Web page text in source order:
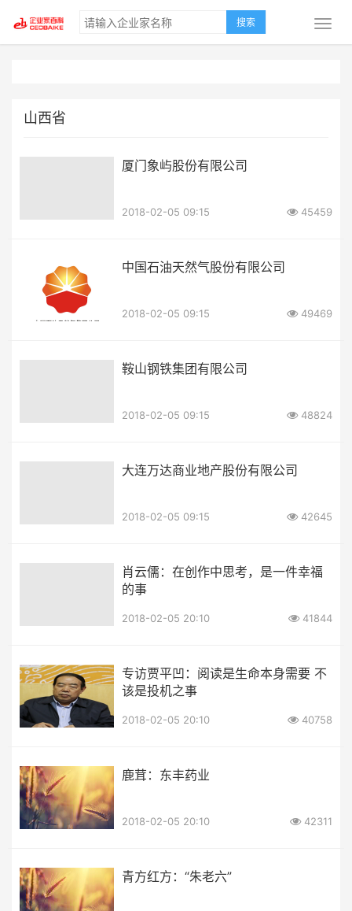
搜索
山西省
厦门象屿股份有限公司
2018-02-05 09:15 45459
中国石油天然气股份有限公司
2018-02-05 09:15 49469
鞍山钢铁集团有限公司
2018-02-05 09:15 48824
大连万达商业地产股份有限公司
2018-02-05 09:15 42645
肖云儒：在创作中思考，是一件幸福
的事
2018-02-05 20:10 41844
专访贾平凹：阅读是生命本身需要 不
该是投机之事
2018-02-05 20:10 40758
鹿茸：东丰药业
2018-02-05 20:10 42311
青方红方：“朱老六”